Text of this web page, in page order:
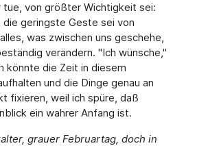
tue, von größter Wichtigkeit sei:
geringste Geste sei von
was zwischen uns geschehe,
verändern. "Ich wünsche,"
könnte die Zeit in diesem
und die Dinge genau an
fixieren, weil ich spüre, daß
ein wahrer Anfang ist.
grauer Februartag, doch in